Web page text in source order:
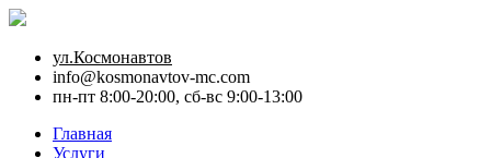
ул.Космонавтов
info@kosmonavtov-mc.com
пн-пт 8:00-20:00, сб-вс 9:00-13:00
Главная
Услуги